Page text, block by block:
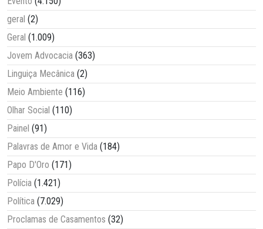
geral (2)
Geral (1.009)
Jovem Advocacia (363)
Linguiça Mecânica (2)
Meio Ambiente (116)
Olhar Social (110)
Painel (91)
Palavras de Amor e Vida (184)
Papo D'Oro (171)
Polícia (1.421)
Política (7.029)
Proclamas de Casamentos (32)